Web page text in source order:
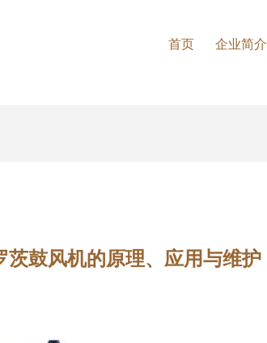
首页 企业简介
茨鼓风机的原理、应用与维护